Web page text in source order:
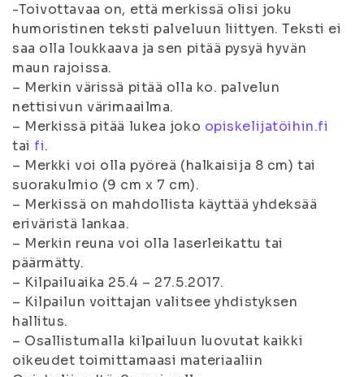
-Toivottavaa on, että merkissä olisi joku
humoristinen teksti palveluun liittyen. Teksti ei
saa olla loukkaava ja sen pitää pysyä hyvän
maun rajoissa.
– Merkin värissä pitää olla ko. palvelun
nettisivun värimaailma.
– Merkissä pitää lukea joko opiskelijatöihin.fi
taifi.
– Merkki voi olla pyöreä (halkaisija 8 cm) tai
suorakulmio (9 cm x 7 cm).
– Merkissä on mahdollista käyttää yhdeksää
eriväristä lankaa.
– Merkin reuna voi olla laserleikattu tai
päärmätty.
– Kilpailuaika 25.4 – 27.5.2017.
– Kilpailun voittajan valitsee yhdistyksen
hallitus.
– Osallistumalla kilpailuun luovutat kaikki
oikeudet toimittamaasi materiaaliin